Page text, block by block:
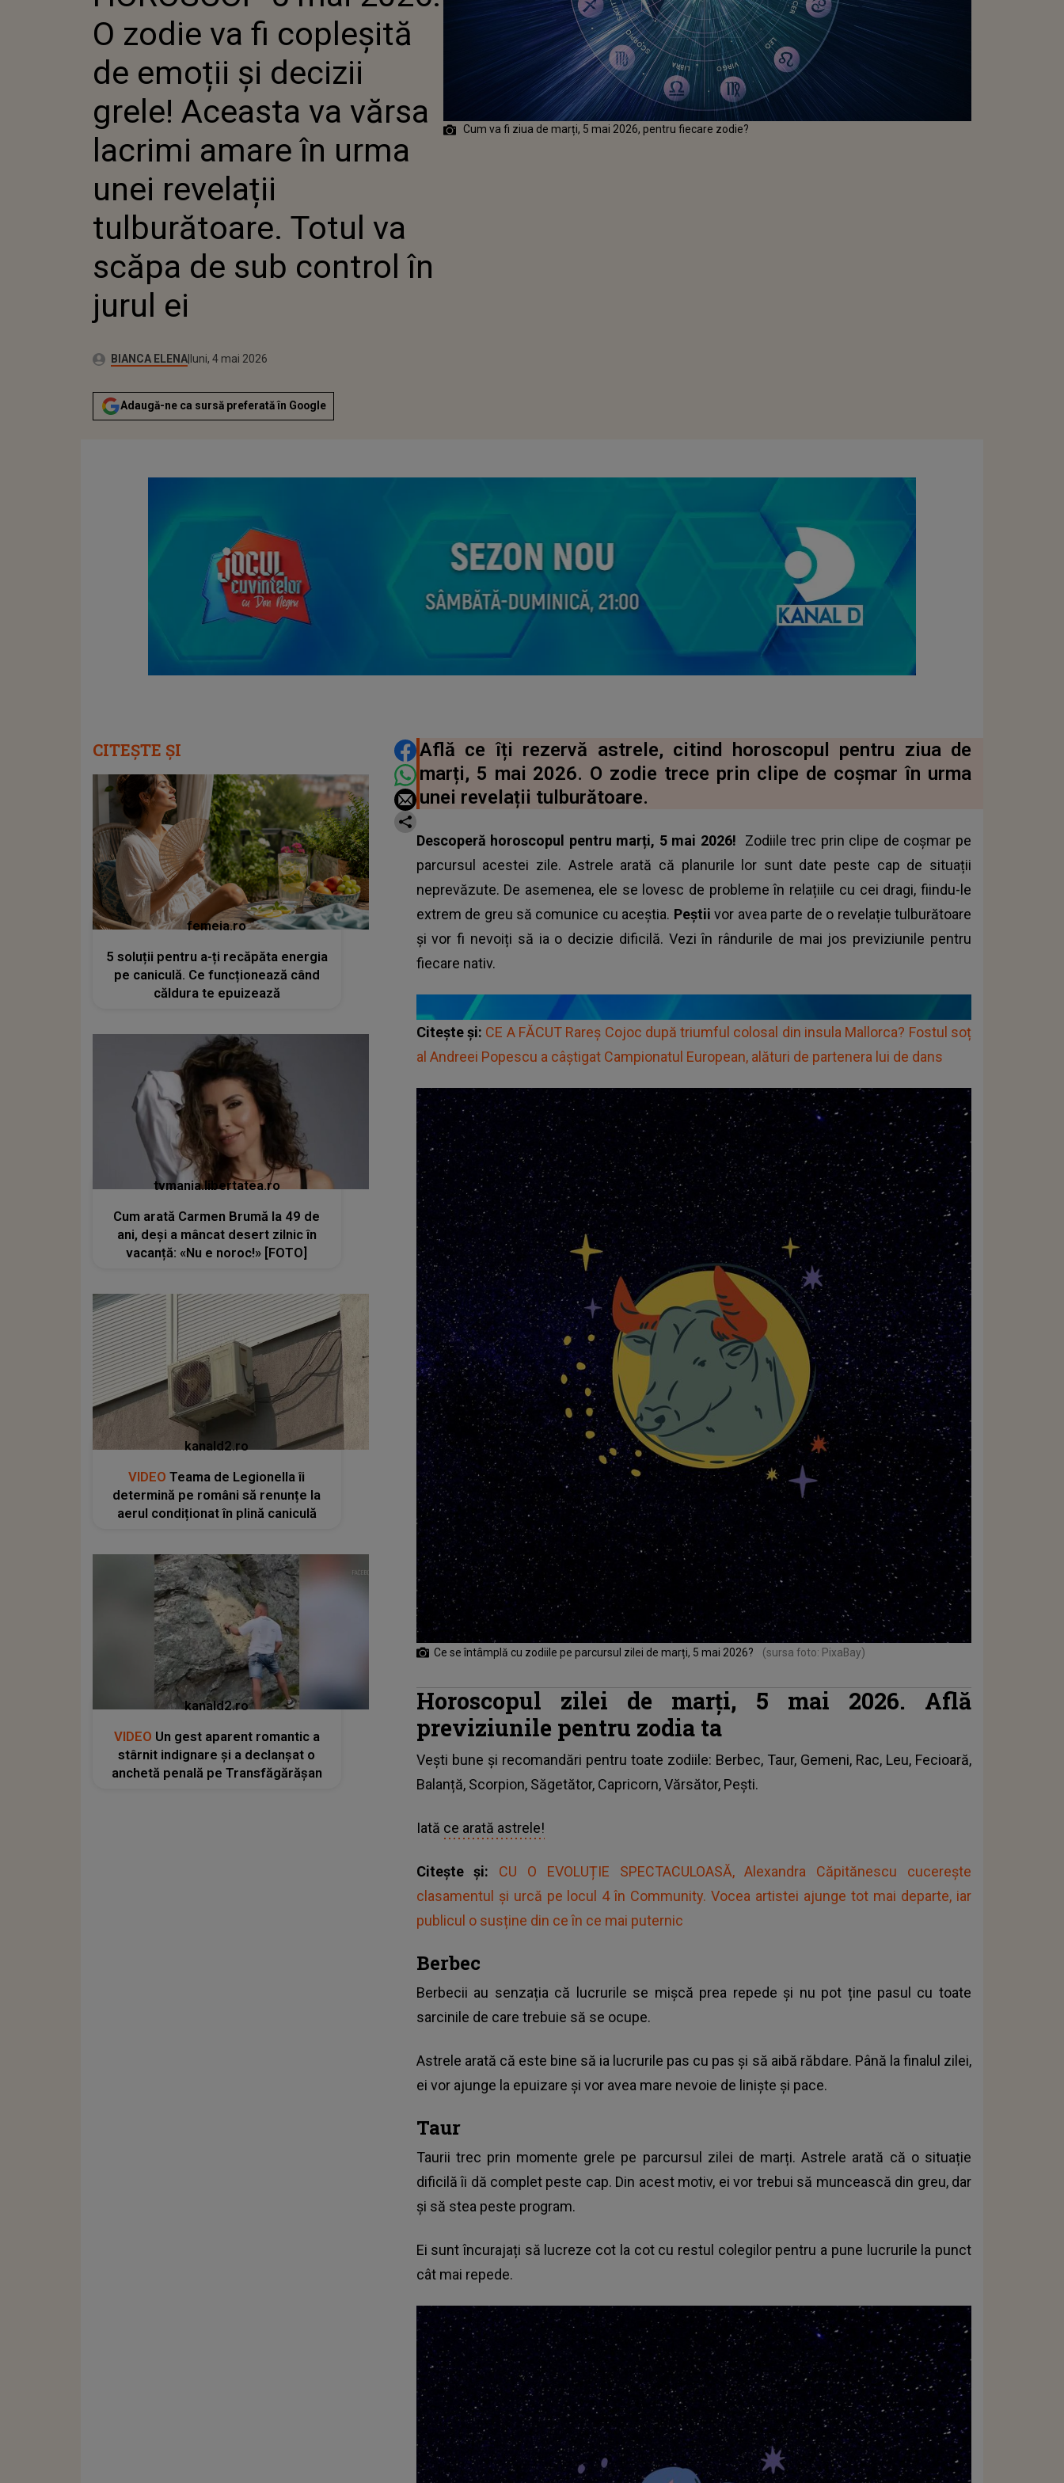
GRELE! ACEASTA VA
VĂRSA LACRIMI AMARE
ÎN URMA UNEI
REVELAȚII
TULBURĂTOARE. TOTUL
VA SCĂPA DE SUB
CONTROL ÎN JURUL EI
O zodie va fi copleșită
de emoții și decizii
grele! Aceasta va vărsa
lacrimi amare în urma
unei revelații
tulburătoare. Totul va
scăpa de sub control în
jurul ei
Autor:BIANCA ELENAPublicat:
luni, 4 mai 2026
Actualizat:
luni, 4 mai 2026
Adaugă-ne ca sursă preferată în Google
Cum va fi ziua de marți, 5 mai 2026, pentru fiecare zodie?
DISTRIBUIE ARTICOLUL
Află ce îți rezervă astrele, citind horoscopul pentru ziua de
marți, 5 mai 2026. O zodie trece prin clipe de coșmar în urma
unei revelații tulburătoare.
Descoperă horoscopul pentru marți, 5 mai 2026!
Zodiile trec prin clipe de coșmar pe
parcursul acestei zile. Astrele arată că planurile lor sunt date peste cap de situații
neprevăzute. De asemenea, ele se lovesc de probleme în relațiile cu cei dragi, fiindu-le
extrem de greu să comunice cu aceștia. Peștiivor avea parte de o revelație tulburătoare
și vor fi nevoiți să ia o decizie dificilă. Vezi în rândurile de mai jos previziunile pentru
fiecare nativ.
Citește și: CE A FĂCUT Rareș Cojoc după triumful colosal din insula Mallorca? Fostul soț
al Andreei Popescu a câștigat Campionatul European, alături de partenera lui de dans
Ce se întâmplă cu zodiile pe parcursul zilei de marți, 5 mai 2026? (sursa foto: PixaBay)
Horoscopul zilei de marți, 5 mai 2026. Află
previziunile pentru zodia ta
Vești bune și recomandări pentru toate zodiile: Berbec, Taur, Gemeni, Rac, Leu, Fecioară,
Balanță, Scorpion, Săgetător, Capricorn, Vărsător, Pești.
Iată ce arată astrele!
Citește și: CU O EVOLUȚIE SPECTACULOASĂ, Alexandra Căpitănescu cucerește
clasamentul și urcă pe locul 4 în Community. Vocea artistei ajunge tot mai departe, iar
publicul o susține din ce în ce mai puternic
Berbec
Berbecii au senzația că lucrurile se mișcă prea repede și nu pot ține pasul cu toate
sarcinile de care trebuie să se ocupe.
Astrele arată că este bine să ia lucrurile pas cu pas și să aibă răbdare. Până la finalul zilei,
ei vor ajunge la epuizare și vor avea mare nevoie de liniște și pace.
Taur
Taurii trec prin momente grele pe parcursul zilei de marți. Astrele arată că o situație
dificilă îi dă complet peste cap. Din acest motiv, ei vor trebui să muncească din greu, dar
și să stea peste program.
Ei sunt încurajați să lucreze cot la cot cu restul colegilor pentru a pune lucrurile la punct
cât mai repede.
CITEȘTE ȘI
femeia.ro
5 soluții pentru a-ți recăpăta energia
pe caniculă. Ce funcționează când
căldura te epuizează
tvmania.libertatea.ro
Cum arată Carmen Brumă la 49 de
ani, deși a mâncat desert zilnic în
vacanță: «Nu e noroc!» [FOTO]
kanald2.ro
VIDEO Teama de Legionella îi
determină pe români să renunțe la
aerul condiționat în plină caniculă
kanald2.ro
VIDEO Un gest aparent romantic a
stârnit indignare și a declanșat o
anchetă penală pe Transfăgărășan